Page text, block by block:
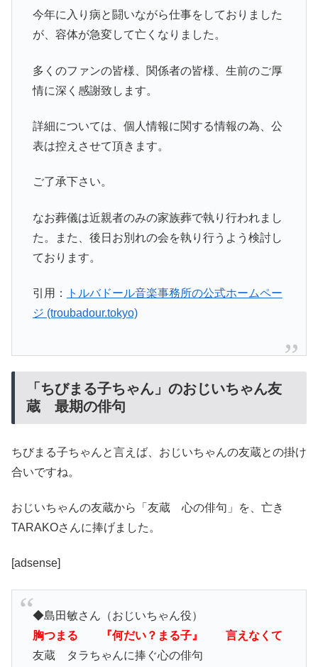
今年に入り病と闘いながら仕事をしておりました
が、容体が急変して亡くなりました。
多くのファンの皆様、関係者の皆様、生前のご厚
情に深く感謝致します。
詳細については、個人情報に関する情報の為、公
表は控えさせて頂きます。
ご了承下さい。
なお葬儀は近親者のみの家族葬で執り行われまし
た。また、後日お別れの会を執り行うよう検討し
ております。
引用：
トルバドール音楽事務所の公式ホームペー
ジ (troubadour.tokyo)
「ちびまる子ちゃん」のおじいちゃん友
蔵 最期の俳句
ちびまる子ちゃんと言えば、おじいちゃんの友蔵との掛け
合いですね。
おじいちゃんの友蔵から「友蔵 心の俳句」を、亡き
TARAKOさんに捧げました。
[adsense]
◆島田敏さん（おじいちゃん役）
胸つまる 『何だい？まる子』 言えなくて
友蔵 タラちゃんに捧ぐ心の俳句